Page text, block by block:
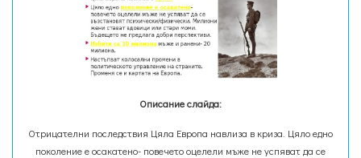
Описание слайда:
Отрицателни последствия Цяла Европа навлиза в криза. Цяло едно
поколение е осакатено- повечето оцелели мъже не успяват да се